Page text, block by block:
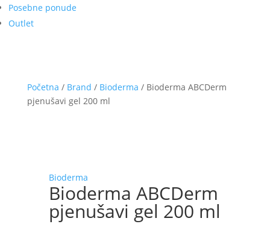
Posebne ponude
Outlet
Početna / Brand / Bioderma / Bioderma ABCDerm
pjenušavi gel 200 ml
Bioderma
Bioderma ABCDerm
pjenušavi gel 200 ml